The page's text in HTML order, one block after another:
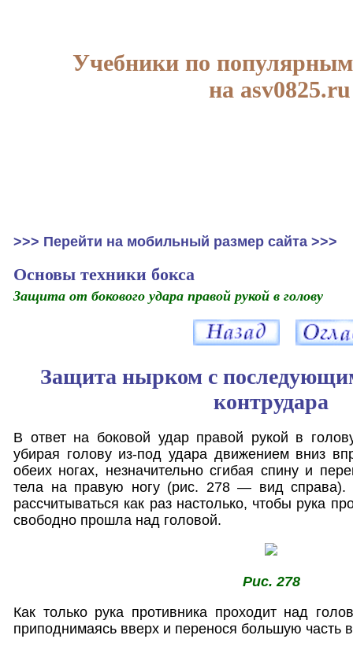
Учебники по
на asv0825.ru
>>> Перейти на мобильный размер сайта >>>
Основы техники бокса
Защита от бокового удара правой рукой в голову
Защита нырком с
контрудара
В ответ на боковой удар правой рукой в
убирая голову из-под удара движением вниз
обеих ногах, незначительно сгибая спину и
тела на правую ногу (рис. 278 — вид справа).
рассчитываться как раз настолько, чтобы рука
свободно прошла над головой.
Рис. 278
Как только рука противника проходит над
приподнимаясь вверх и перенося большую часть